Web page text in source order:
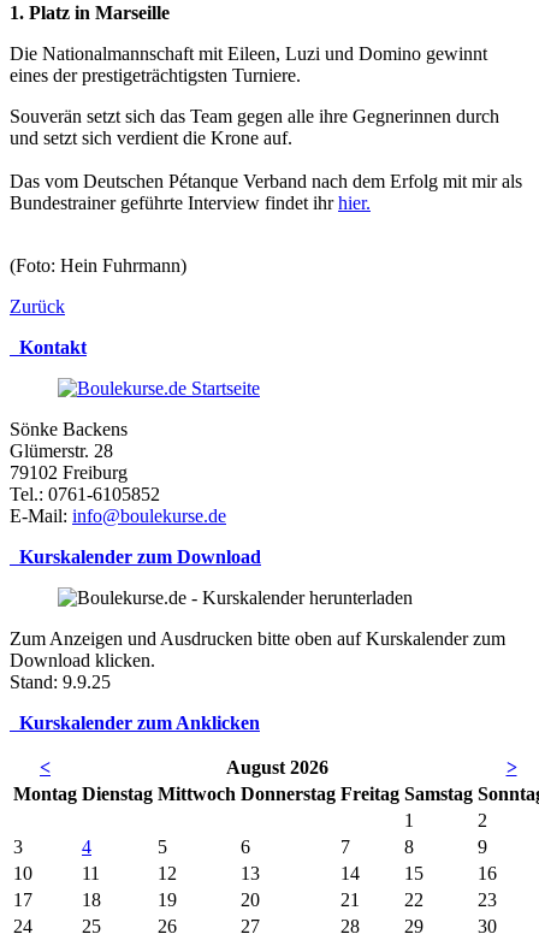
1. Platz in Marseille
Die Nationalmannschaft mit Eileen, Luzi und Domino gewinnt
eines der prestigeträchtigsten Turniere.
Souverän setzt sich das Team gegen alle ihre Gegnerinnen durch
und setzt sich verdient die Krone auf.
Das vom Deutschen Pétanque Verband nach dem Erfolg mit mir als
Bundestrainer geführte Interview findet ihrhier.
(Foto: Hein Fuhrmann)
Zurück
Kontakt
Sönke Backens
Glümerstr. 28
79102 Freiburg
Tel.: 0761-6105852
E-Mail: info@boulekurse.de
Kurskalender zum Download
Zum Anzeigen und Ausdrucken bitte oben aufKurskalender zum
Download klicken.
Stand: 9.9.25
Kurskalender zum Anklicken
< August 2026
>
Montag Dienstag Mittwoch Donnerstag Freitag Samstag So
1
2
3
4 5 6 7 8
9
10
11 12 13 14 15
16
17
18 19 20 21 22
23
24
25 26 27 28 29
30